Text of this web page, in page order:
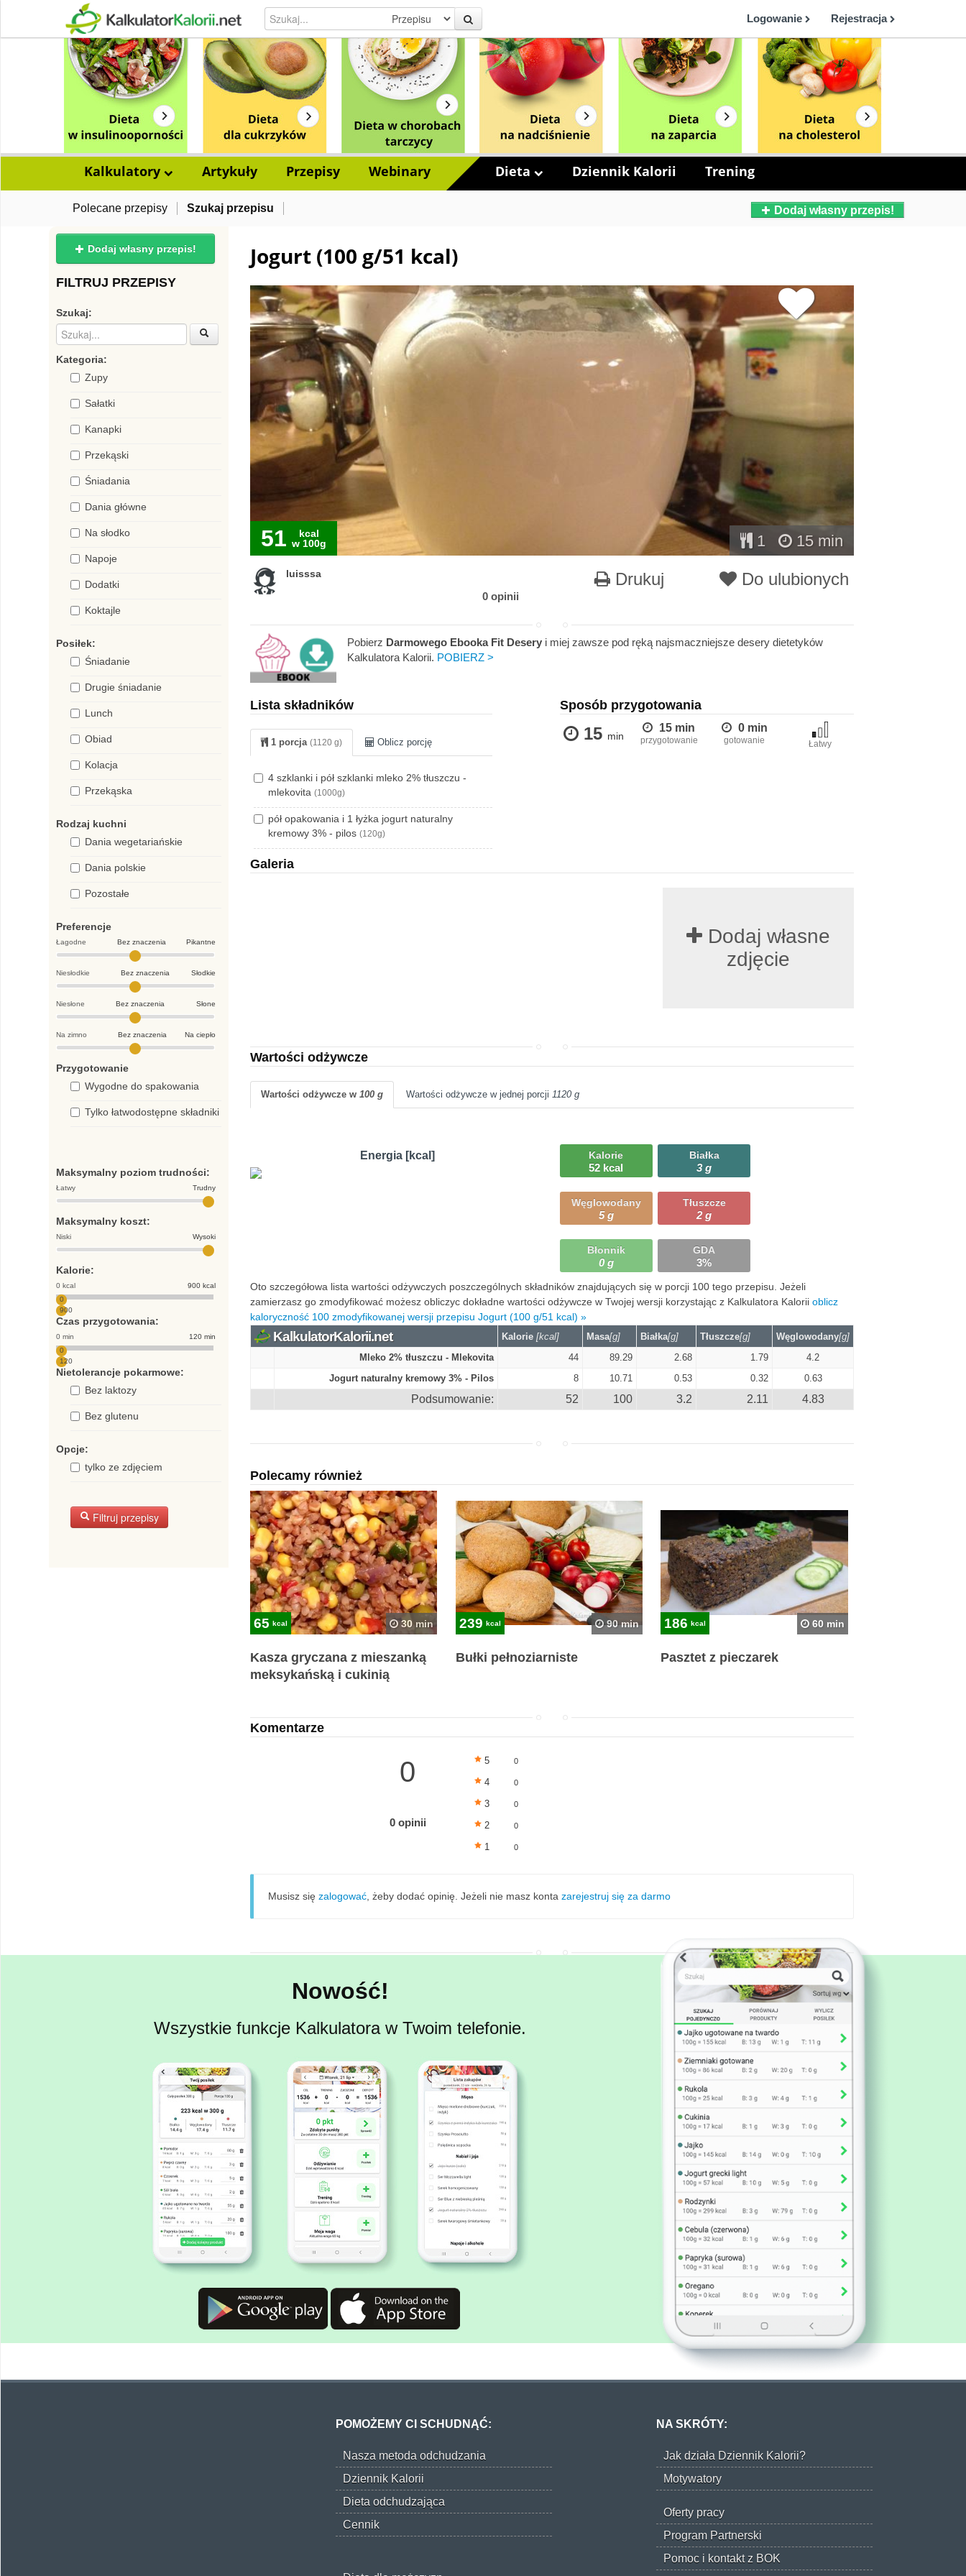
Logowanie Rejestracja
Kalkulatory Artykuły Przepisy Webinary Dieta Dziennik Kalorii Trening
Polecane przepisy Szukaj przepisu Dodaj własny przepis!
Dodaj własny przepis!
FILTRUJ PRZEPISY
Szukaj:
Kategoria:
Zupy
Sałatki
Kanapki
Przekąski
Śniadania
Dania główne
Na słodko
Napoje
Dodatki
Koktajle
Posiłek:
Śniadanie
Drugie śniadanie
Lunch
Obiad
Kolacja
Przekąska
Rodzaj kuchni
Dania wegetariańskie
Dania polskie
Pozostałe
Preferencje
Łagodne Pikantne
Bez znaczenia
Niesłodkie Słodkie
Bez znaczenia
Niesłone Słone
Bez znaczenia
Na zimno Na ciepło
Bez znaczenia
Przygotowanie
Wygodne do spakowania
Tylko łatwodostępne składniki
Maksymalny poziom trudności:
Łatwy Trudny
Maksymalny koszt:
Niski Wysoki
Kalorie:
0 kcal
900 kcal
0
900
Czas przygotowania:
0 min
120 min
0
120
Nietolerancje pokarmowe:
Bez laktozy
Bez glutenu
Opcje:
tylko ze zdjęciem
Filtruj przepisy
Jogurt (100 g/51 kcal)
51
kcal
w 100g
1 15 min
luisssa
0 opinii
Drukuj Do ulubionych
Pobierz Darmowego Ebooka Fit Desery i miej zawsze pod ręką najsmaczniejsze desery dietetyków
Kalkulatora Kalorii. POBIERZ >
Lista składników
1 porcja (1120 g) Oblicz porcję
4 szklanki i pół szklanki mleko 2% tłuszczu -
mlekovita (1000g)
pół opakowania i 1 łyżka jogurt naturalny
kremowy 3% - pilos (120g)
Sposób przygotowania
15 min
15 min
przygotowanie
0 min
gotowanie Łatwy
Galeria
Dodaj własne
zdjęcie
Wartości odżywcze
Wartości odżywcze w 100 g Wartości odżywcze w jednej porcji 1120 g
Energia [kcal] Kalorie
52 kcal
Białka
3 g
Węglowodany
5 g
Tłuszcze
2 g
Błonnik
0 g
GDA
3%
Oto szczegółowa lista wartości odżywczych poszczególnych składników znajdujących się w porcji 100 tego przepisu. Jeżeli
zamierzasz go zmodyfikować możesz obliczyc dokładne wartości odżywcze w Twojej wersji korzystając z Kalkulatora Kalorii oblicz
kaloryczność 100 zmodyfikowanej wersji przepisu Jogurt (100 g/51 kcal) »
KalkulatorKalorii.net Kalorie [kcal] Masa[g] Białka[g] Tłuszcze[g] Węglowodany[g]
Mleko 2% tłuszczu - Mlekovita
44 89.29 2.68 1.79
4.2
Jogurt naturalny kremowy 3% - Pilos
8 10.71 0.53 0.32 0.63
Podsumowanie: 52 100 3.2 2.11 4.83
Polecamy również
65 kcal 30 min
Kasza gryczana z mieszanką
meksykańską i cukinią
239 kcal 90 min
Bułki pełnoziarniste
186 kcal 60 min
Pasztet z pieczarek
Komentarze
0
0 opinii
5 0
4 0
3 0
2 0
1 0
Musisz się zalogować , żeby dodać opinię. Jeżeli nie masz konta zarejestruj się za darmo
Nowość!
Wszystkie funkcje Kalkulatora w Twoim telefonie.
POMOŻEMY CI SCHUDNĄĆ:
Nasza metoda odchudzania
Dziennik Kalorii
Dieta odchudzająca
Cennik
NA SKRÓTY:
Jak działa Dziennik Kalorii?
Motywatory
Oferty pracy
Program Partnerski
Pomoc i kontakt z BOK